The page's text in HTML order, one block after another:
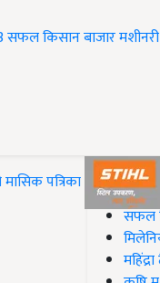
सफल किसानबाजारमशीनरी
मासिक पत्रिका
#Top on
सफल